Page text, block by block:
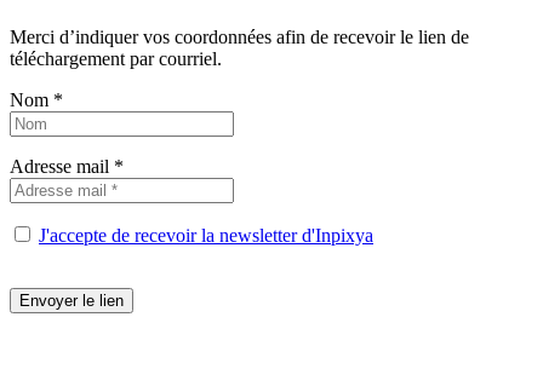
Merci d’indiquer vos coordonnées afin de recevoir le lien de
téléchargement par courriel.
Nom *
Adresse mail *
J'accepte de recevoir la newsletter d'Inpixya